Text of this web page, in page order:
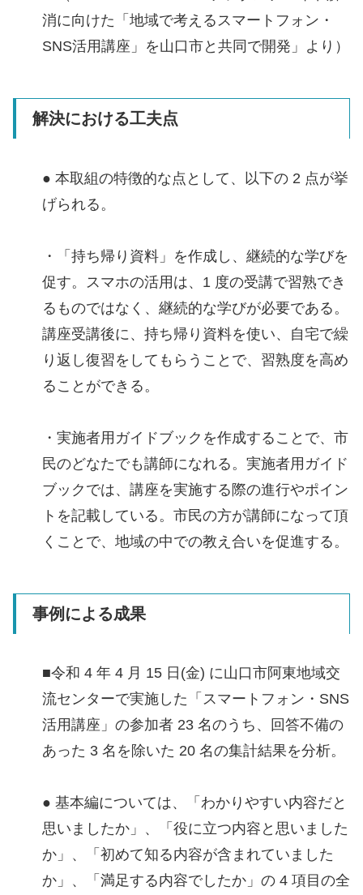
消に向けた「地域で考えるスマートフォン・
SNS活用講座」を山口市と共同で開発」より）
解決における工夫点
● 本取組の特徴的な点として、以下の 2 点が挙
げられる。
・「持ち帰り資料」を作成し、継続的な学びを
促す。スマホの活用は、1 度の受講で習熟でき
るものではなく、継続的な学びが必要である。
講座受講後に、持ち帰り資料を使い、自宅で繰
り返し復習をしてもらうことで、習熟度を高め
ることができる。
・実施者用ガイドブックを作成することで、市
民のどなたでも講師になれる。実施者用ガイド
ブックでは、講座を実施する際の進行やポイン
トを記載している。市民の方が講師になって頂
くことで、地域の中での教え合いを促進する。
事例による成果
■令和 4 年 4 月 15 日(金) に山口市阿東地域交
流センターで実施した「スマートフォン・SNS
活用講座」の参加者 23 名のうち、回答不備の
あった 3 名を除いた 20 名の集計結果を分析。
● 基本編については、「わかりやすい内容だと
思いましたか」、「役に立つ内容と思いました
か」、「初めて知る内容が含まれていました
か」、「満足する内容でしたか」の 4 項目の全